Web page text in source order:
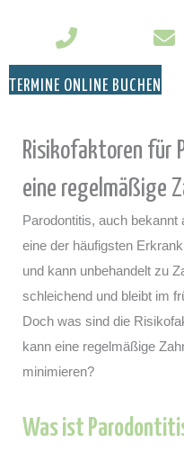
TERMINE ONLINE BUCHEN
Risikofaktoren für
eine regelmäßige
Parodontitis, auch
eine der häufigsten
und kann unbehandelt zu
schleichend und bleibt im
Doch was sind die
kann eine regelmäßige
minimieren?
Was ist